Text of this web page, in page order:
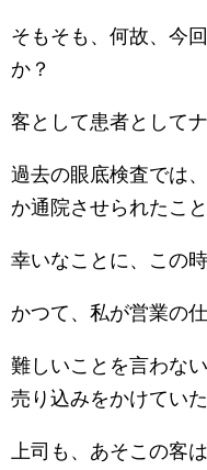
そもそも、何故、今
か？
客として患者として
過去の眼底検査では
か通院させられたこと
幸いなことに、この
かつて、私が営業の
難しいことを言わな
売り込みをかけてい
上司も、あそこの客